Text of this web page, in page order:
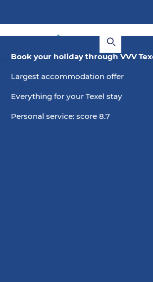
Book your holiday through VVV
Largest accommodation offer
Everything for your Texel stay
Personal service: score 8.7